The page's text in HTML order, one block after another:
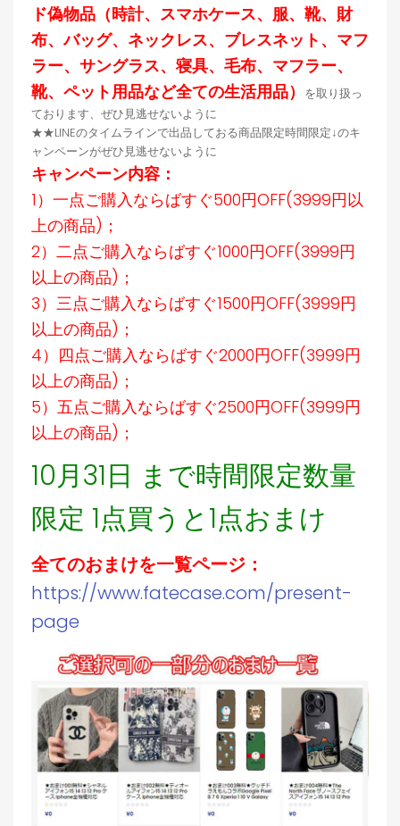
ド偽物品（時計、スマホケース、服、靴、財
布、バッグ、ネックレス、ブレスネット、マフ
ラー、サングラス、寝具、毛布、マフラー、
靴、ペット用品など全ての生活用品）
を取り扱っ
ております、ぜひ見逃せないように
★★LINEのタイムラインで出品しておる商品限定時間限定↓のキ
ャンペーンがぜひ見逃せないように
キャンペーン内容：
1）一点ご購入ならばすぐ500円OFF(3999円以
上の商品)；
2）二点ご購入ならばすぐ1000円OFF(3999円
以上の商品)；
3）三点ご購入ならばすぐ1500円OFF(3999円
以上の商品)；
4）四点ご購入ならばすぐ2000円OFF(3999円
以上の商品)；
5）五点ご購入ならばすぐ2500円OFF(3999円
以上の商品)；
10月31日 まで時間限定数量
限定 1点買うと1点おまけ
全てのおまけを一覧ページ：
https://www.fatecase.com/present-
page